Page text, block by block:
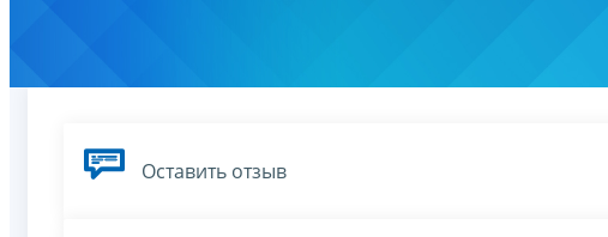
Оставить отзыв